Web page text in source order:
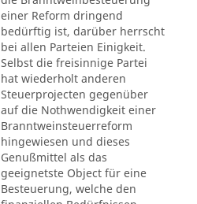
einer Reform dringend
bedürftig ist, darüber herrscht
bei allen Parteien Einigkeit.
Selbst die freisinnige Partei
hat wiederholt anderen
Steuerprojecten gegenüber
auf die Nothwendigkeit einer
Branntweinsteuerreform
hingewiesen und dieses
Genußmittel als das
geeignetste Object für eine
Besteuerung, welche den